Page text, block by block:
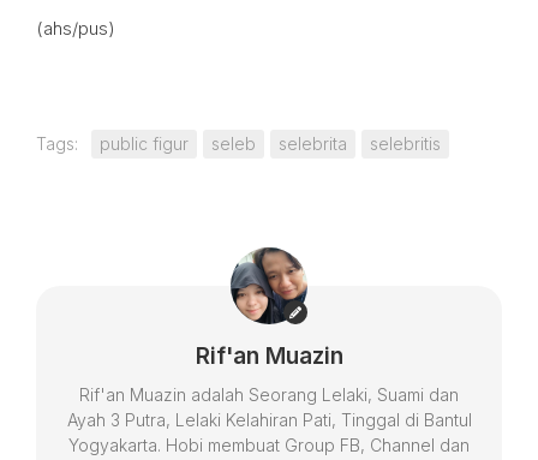
(ahs/pus)
Tags: public figur seleb selebrita selebritis
Rif'an Muazin
Rif'an Muazin adalah Seorang Lelaki, Suami dan
Ayah 3 Putra, Lelaki Kelahiran Pati, Tinggal di Bantul
Yogyakarta. Hobi membuat Group FB, Channel dan